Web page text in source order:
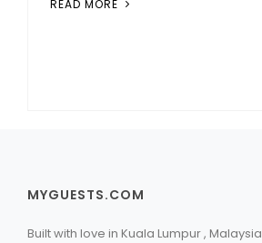
READ MORE
MYGUESTS.COM
Built with love in Kuala Lumpur , Malaysia